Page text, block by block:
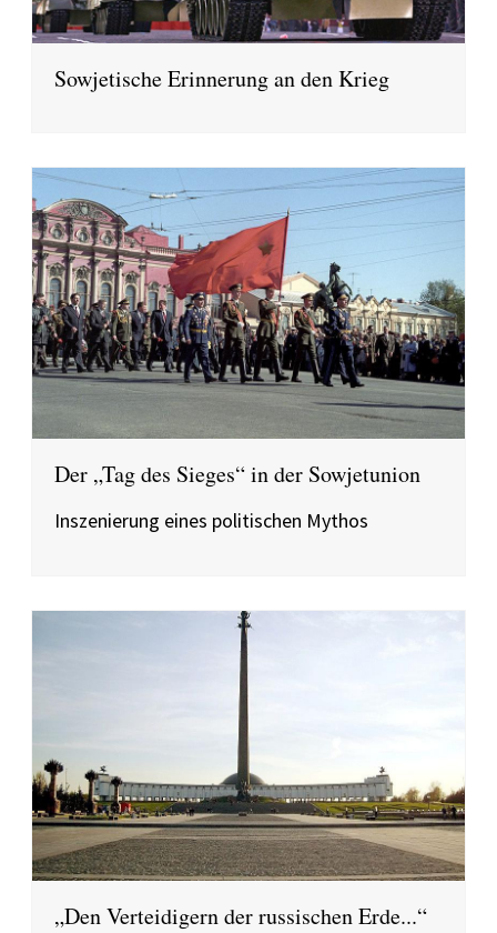
Sowjetische Erinnerung an den Krieg
Der „Tag des Sieges“ in der Sowjetunion
Inszenierung eines politischen Mythos
„Den Verteidigern der russischen Erde...“